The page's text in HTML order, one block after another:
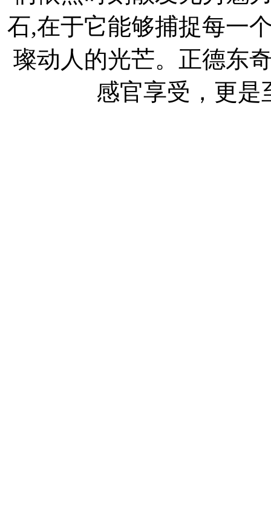
石,在于它能够捕捉每一
璨动人的光芒。正德东
感官享受，更是